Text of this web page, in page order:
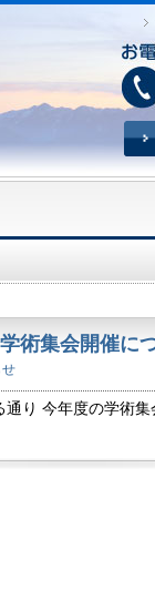
術集会開催に
せ
り 今年度の学術
て開催されます。